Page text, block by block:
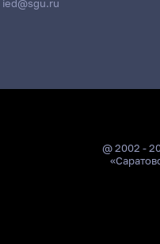
ied@sgu.ru
@ 2002 -